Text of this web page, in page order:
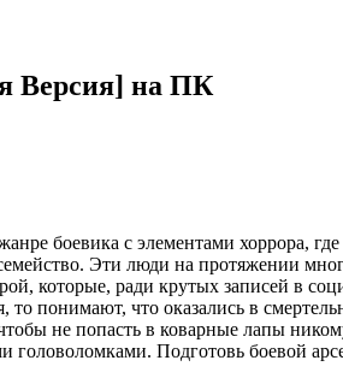
Версия] на ПК
боевика с элементами
Эти люди на протяжении
которые, ради крутых записей в
понимают, что оказались в
не попасть в коварные лапы
Подготовь боевой